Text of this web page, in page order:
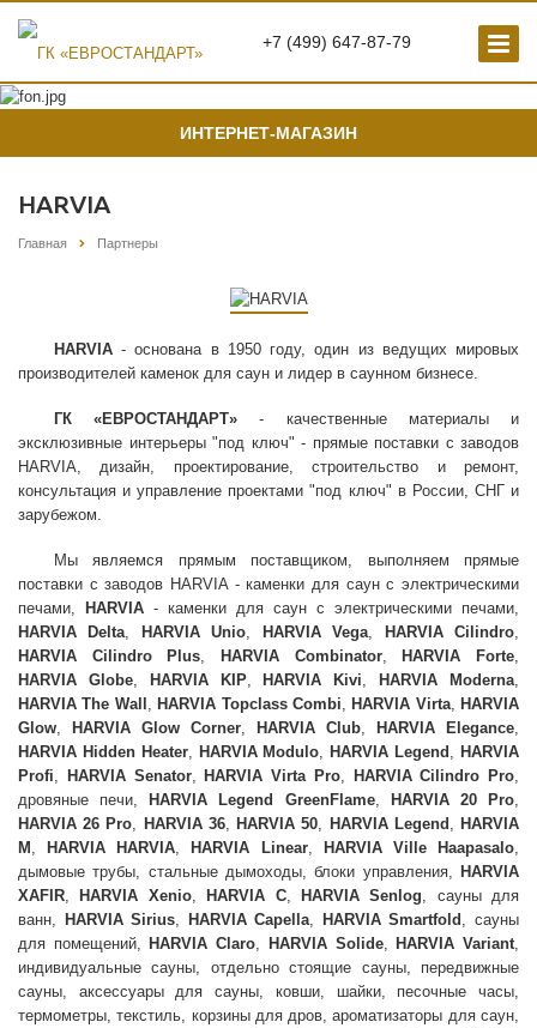
+7 (499) 647-87-79
ИНТЕРНЕТ-МАГАЗИН
HARVIA
Главная Партнеры
HARVIA - основана в 1950 году, один из ведущих мировых
производителей каменок для саун и лидер в саунном бизнесе.
ГК «ЕВРОСТАНДАРТ» - качественные материалы и
эксклюзивные интерьеры "под ключ" - прямые поставки с заводов
HARVIA, дизайн, проектирование, строительство и ремонт,
консультация и управление проектами "под ключ" в России, СНГ и
зарубежом.
Мы являемся прямым поставщиком, выполняем прямые
поставки с заводов HARVIA - каменки для саун с электрическими
печами, HARVIA - каменки для саун с электрическими печами,
HARVIA Delta
HARVIA Unio HARVIA Vega HARVIA Cilindro
HARVIA Cilindro Plus ,HARVIA Combinator,HARVIA Forte
HARVIA Globe, HARVIA KIP,HARVIA Kivi ,HARVIA Moderna
HARVIA The Wall ,HARVIA Topclass Combi ,HARVIA Virta, HARVIA
Glow
HARVIA Glow Corner HARVIA Club HARVIA Elegance
HARVIA Hidden Heater, HARVIA Modulo ,HARVIA Legend ,HARVIA
Profi
HARVIA Senator,HARVIA Virta Pro, HARVIA Cilindro Pro
дровяные печи,HARVIA Legend GreenFlame, HARVIA 20 Pro
HARVIA 26 Pro
HARVIA 36,HARVIA 50 HARVIA Legend ,HARVIA
M ,HARVIA HARVIA ,HARVIA Linear, HARVIA Ville Haapasalo
дымовые трубы, стальные дымоходы, блоки управления, HARVIA
XAFIR ,HARVIA Xenio,HARVIA C, HARVIA Senlog , сауны для
ванн, HARVIA Sirius HARVIA Capella HARVIA Smartfold , сауны
для помещений,HARVIA Claro HARVIA Solide,HARVIA Variant
индивидуальные сауны, отдельно стоящие сауны, передвижные
сауны, аксессуары для сауны, ковши, шайки, песочные часы,
термометры, текстиль, корзины для дров, ароматизаторы для саун,